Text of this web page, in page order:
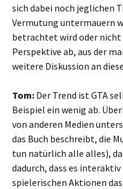
sich dabei noch jeglichen
Vermutung untermauern
betrachtet wird oder
Perspektive ab, aus der
weitere Diskussion an
Tom: Der Trend ist GTA
Beispiel ein wenig ab.
von anderen Medien
das Buch beschreibt, die
tun natürlich alle alles),
dadurch, dass es
spielerischen Aktionen